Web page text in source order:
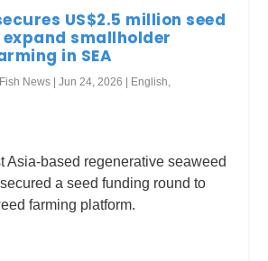
US$2.5 million seed
smallholder
in SEA
News |Jun 24, 2026 | English
Asia-based regenerative seaweed
a seed funding round to
farming platform.